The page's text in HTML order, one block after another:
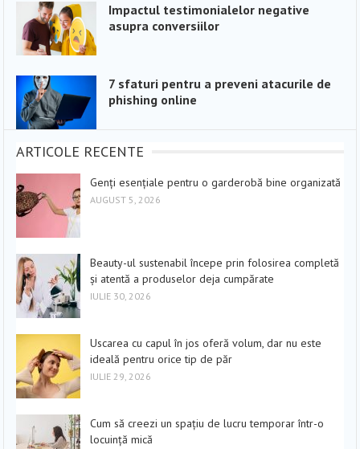
Impactul testimonialelor negative
asupra conversiilor
7 sfaturi pentru a preveni atacurile de
phishing online
ARTICOLE RECENTE
Genți esențiale pentru o garderobă bine organizată
AUGUST 5, 2026
Beauty-ul sustenabil începe prin folosirea completă
și atentă a produselor deja cumpărate
IULIE 30, 2026
Uscarea cu capul în jos oferă volum, dar nu este
ideală pentru orice tip de păr
IULIE 29, 2026
Cum să creezi un spațiu de lucru temporar într-o
locuință mică